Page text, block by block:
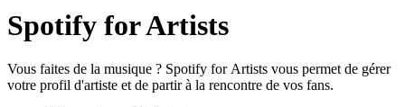
Spotify for Artists
Vous faites de la musique ? Spotify for Artists vous permet de gérer
votre profil d'artiste et de partir à la rencontre de vos fans.